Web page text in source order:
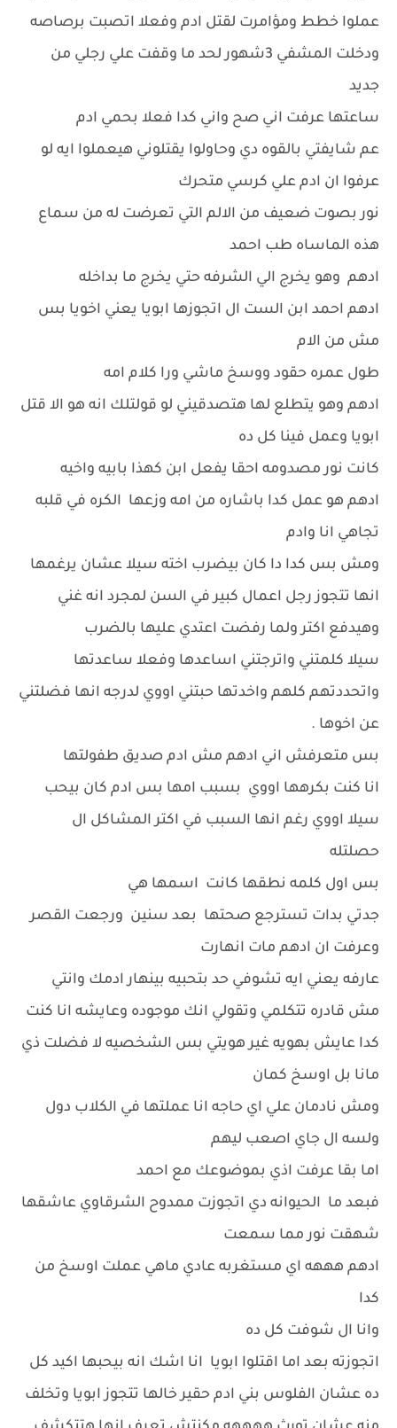
عملوا خطط ومؤامرت لقتل ادم وفعلا اتصبت برصاصه
ودخلت المشفي 3شهور لحد ما وقفت علي رجلي من
جديد
ساعتها عرفت اني صح واني كدا فعلا بحمي ادم
عم شايفتي بالقوه دي وحاولوا يقتلوني هيعملوا ايه لو
عرفوا ان ادم علي كرسي متحرك
نور بصوت ضعيف من الالم التي تعرضت له من سماع
هذه الماساه طب احمد
ادهم وهو يخرج الي الشرفه حتي يخرج ما بداخله
ادهم احمد ابن الست ال اتجوزها ابويا يعني اخويا بس
مش من الام
طول عمره حقود ووسخ ماشي ورا كلام امه
ادهم وهو يتطلع لها هتصدقيني لو قولتلك انه هو الا قتل
ابويا وعمل فينا كل ده
كانت نور مصدومه احقا يفعل ابن كهذا بابيه واخيه
ادهم هو عمل كدا باشاره من امه وزعها الكره في قلبه
تجاهي انا وادم
ومش بس كدا دا كان بيضرب اخته سيلا عشان يرغمها
انها تتجوز رجل اعمال كبير في السن لمجرد انه غني
وهيدفع اكتر ولما رفضت اعتدي عليها بالضرب
سيلا كلمتني واترجتني اساعدها وفعلا ساعدتها
واتحددتهم كلهم واخدتها حبتني اووي لدرجه انها فضلتني
عن اخوها .
بس متعرفش اني ادهم مش ادم صديق طفولتها
انا كنت بكرهها اووي بسبب امها بس ادم كان بيحب
سيلا اووي رغم انها السبب في اكتر المشاكل ال
حصلتله
بس اول كلمه نطقها كانت اسمها هي
جدتي بدات تسترجع صحتها بعد سنين ورجعت القصر
وعرفت ان ادهم مات انهارت
عارفه يعني ايه تشوفي حد بتحبيه بينهار ادمك وانتي
مش قادره تتكلمي وتقولي انك موجوده وعايشه انا كنت
كدا عايش بهويه غير هويتي بس الشخصيه لا فضلت ذي
مانا بل اوسخ كمان
ومش نادمان علي اي حاجه انا عملتها في الكلاب دول
ولسه ال جاي اصعب ليهم
اما بقا عرفت اذي بموضوعك مع احمد
فبعد ما الحيوانه دي اتجوزت ممدوح الشرقاوي عاشقها
شهقت نور مما سمعت
ادهم هههه اي مستغربه عادي ماهي عملت اوسخ من
كدا
وانا ال شوفت كل ده
اتجوزته بعد اما اقتلوا ابويا انا اشك انه بيحبها اكيد كل
ده عشان الفلوس بني ادم حقير خالها تتجوز ابويا وتخلف